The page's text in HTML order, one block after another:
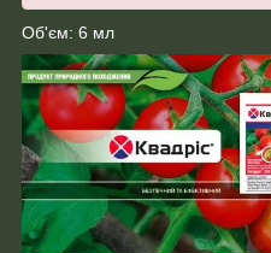
Об'єм: 6 мл